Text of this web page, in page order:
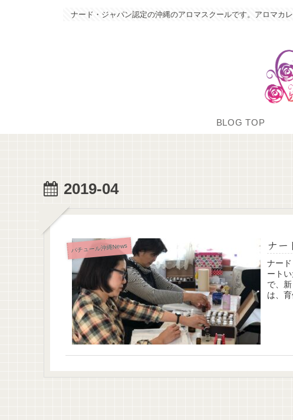
ナード・ジャパン認定の沖縄のアロマスクールです。アロマカ
BLOG TOP
2019-04
パチュール沖縄News ナー
ナー
ート
で、
は、